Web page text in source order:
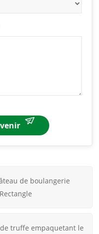
de boulangerie
truffe empaquetant le